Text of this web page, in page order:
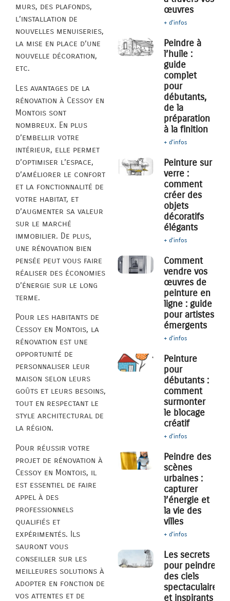
murs, des plafonds,
l’installation de
nouvelles menuiseries,
la mise en place d’une
nouvelle décoration,
etc.
Les avantages de la
rénovation à Cessoy en
Montois sont
nombreux. En plus
d’embellir votre
intérieur, elle permet
d’optimiser l’espace,
d’améliorer le confort
et la fonctionnalité de
votre habitat, et
d’augmenter sa valeur
sur le marché
immobilier. De plus,
une rénovation bien
pensée peut vous faire
réaliser des économies
d’énergie sur le long
terme.
Pour les habitants de
Cessoy en Montois, la
rénovation est une
opportunité de
personnaliser leur
maison selon leurs
goûts et leurs besoins,
tout en respectant le
style architectural de
la région.
Pour réussir votre
projet de rénovation à
Cessoy en Montois, il
est essentiel de faire
appel à des
professionnels
qualifiés et
expérimentés. Ils
sauront vous
conseiller sur les
meilleures solutions à
adopter en fonction de
vos attentes et de
œuvres
+ d'infos
Peindre à
l’huile :
guide
complet
pour
débutants,
de la
préparation
à la finition
+ d'infos
Peinture sur
verre :
comment
créer des
objets
décoratifs
élégants
+ d'infos
Comment
vendre vos
œuvres de
peinture en
ligne : guide
pour artistes
émergents
+ d'infos
Peinture
pour
débutants :
comment
surmonter
le blocage
créatif
+ d'infos
Peindre des
scènes
urbaines :
capturer
l’énergie et
la vie des
villes
+ d'infos
Les secrets
pour peindre
des ciels
spectaculaires
et inspirants